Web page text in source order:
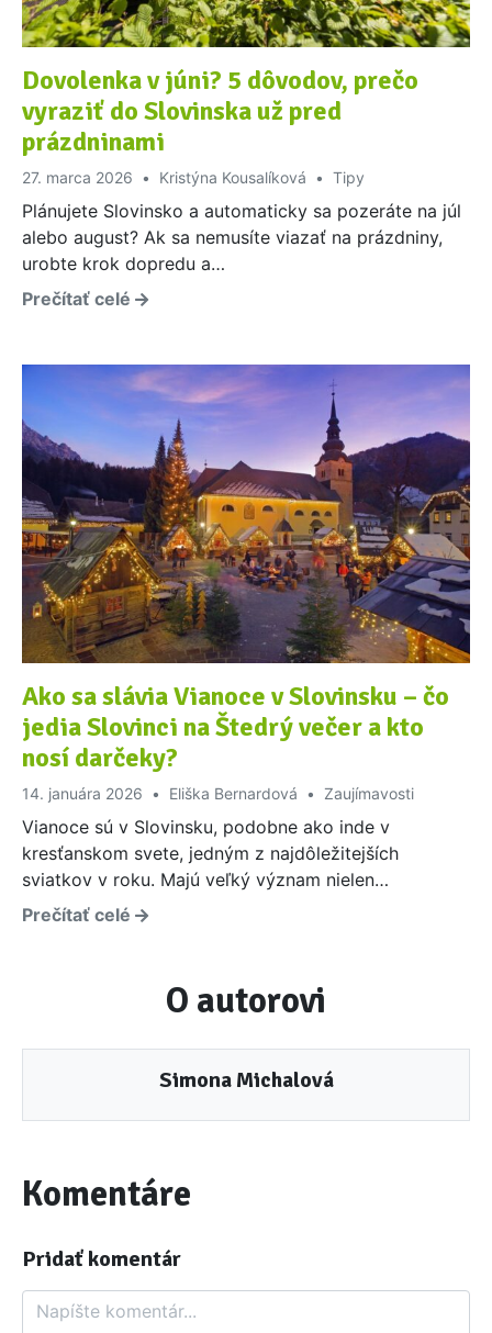
Dovolenka v júni? 5 dôvodov, prečo
vyraziť do Slovinska už pred
prázdninami
27. marca 2026 Kristýna Kousalíková Tipy
Plánujete Slovinsko a automaticky sa pozeráte na júl
alebo august? Ak sa nemusíte viazať na prázdniny,
urobte krok dopredu a…
Prečítať celé
Ako sa slávia Vianoce v Slovinsku – čo
jedia Slovinci na Štedrý večer a kto
nosí darčeky?
14. januára 2026 Eliška Bernardová Zaujímavosti
Vianoce sú v Slovinsku, podobne ako inde v
kresťanskom svete, jedným z najdôležitejších
sviatkov v roku. Majú veľký význam nielen…
Prečítať celé
O autorovi
Simona Michalová
Komentáre
Pridať komentár
Komentár